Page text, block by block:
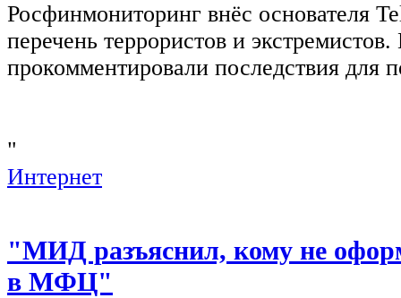
Росфинмониторинг внёс основателя
перечень террористов и
прокомментировали последствия для
"
Интернет
"МИД разъяснил, кому не
в МФЦ"